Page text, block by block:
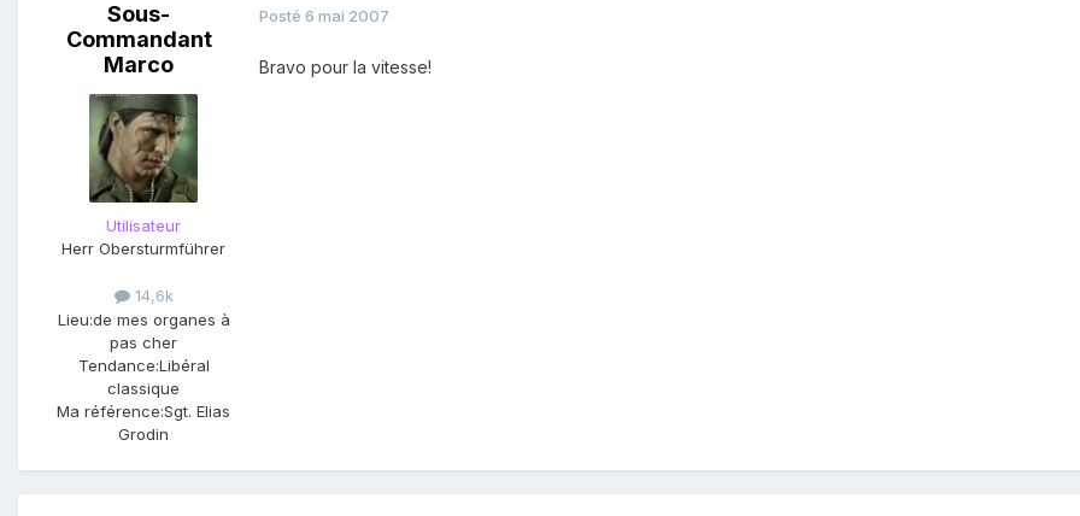
Sous-
Commandant
Marco
Utilisateur
Herr Obersturmführer
14,6k
Lieu:de mes organes à
pas cher
Tendance:Libéral
classique
Ma référence:Sgt. Elias
Grodin
Posté 6 mai 2007
Bravo pour la vitesse!